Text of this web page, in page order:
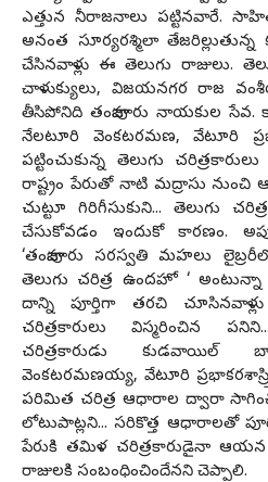
ఎత్తున నీరాజ‌నాలు ప‌ట్టిన‌వారే.
అనంత సూర్య‌ర‌శ్మిలా
చేసిన‌వాళ్లు ఈ తెలుగు రాజులు.
చాళుక్యులు, విజ‌య‌న‌గ‌ర రాజ
తీసిపోనిది తంజావూరు నాయ‌కుల
నేల‌టూరి వెంక‌ట‌ర‌మ‌ణ‌, వేటూరి
ప‌ట్టించుకున్న తెలుగు
రాష్ట్రం పేరుతో నాటి మ‌ద్రాసు నుంచి
చుట్టూ గిరిగీసుకుని... తెలుగు
చేసుకోవ‌డం ఇందుకో కార‌ణం.
‘తంజావూరు స‌ర‌స్వ‌తి మ‌హ‌లు
తెలుగు చ‌రిత్ర ఉంద‌హో ‘ అంటున్నా
దాన్ని పూర్తిగా త‌ర‌చి
చ‌రిత్ర‌కారులు విస్మ‌రించిన
చ‌రిత్ర‌కారుడు కుడ‌వాయిల్
వెంక‌ట‌ర‌మ‌ణయ్య‌, వేటూరి
ప‌రిమిత చ‌రిత్ర ఆధారాల ద్వారా
లోటుపాట్ల‌ని... స‌రికొత్త ఆధారాల‌తో
పేరుకి త‌మిళ చ‌రిత్ర‌కారుడైనా
రాజులకి సంబంధించిందేన‌ని చెప్పాలి.